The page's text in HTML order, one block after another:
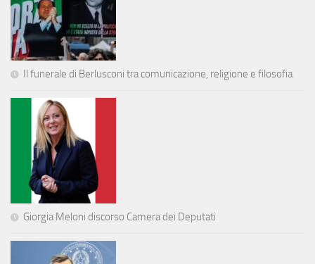
Il funerale di Berlusconi tra comunicazione, religione e filosofia
Giorgia Meloni discorso Camera dei Deputati